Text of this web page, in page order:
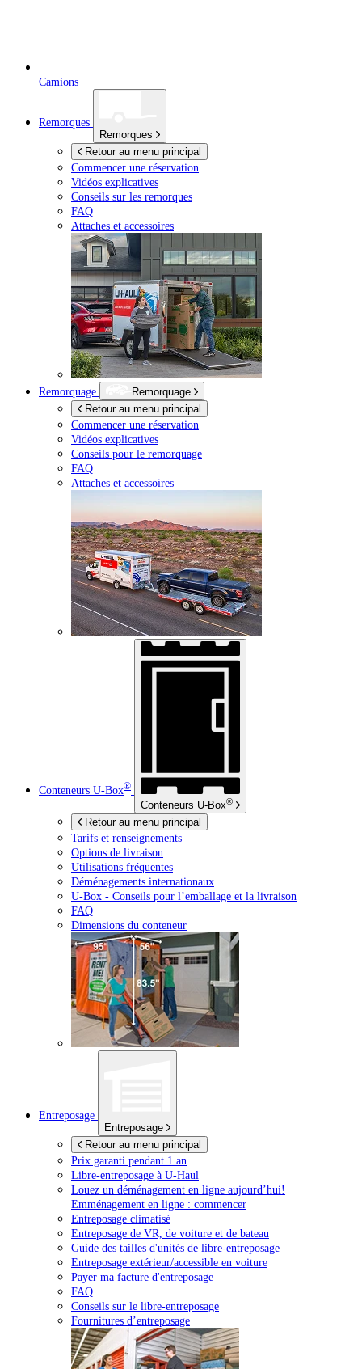
Camions
Remorques
Remorques
Retour au menu principal
Commencer une réservation
Vidéos explicatives
Conseils sur les remorques
FAQ
Attaches et accessoires
Remorquage
Remorquage
Retour au menu principal
Commencer une réservation
Vidéos explicatives
Conseils pour le remorquage
FAQ
Attaches et accessoires
Conteneurs U-Box®
Conteneurs U-Box®
Retour au menu principal
Tarifs et renseignements
Options de livraison
Utilisations fréquentes
Déménagements internationaux
U-Box - Conseils pour l’emballage et la livraison
FAQ
Dimensions du conteneur
Entreposage
Entreposage
Retour au menu principal
Prix garanti pendant 1 an
Libre-entreposage à U-Haul
Louez un déménagement en ligne aujourd’hui!
Emménagement en ligne : commencer
Entreposage climatisé
Entreposage de VR, de voiture et de bateau
Guide des tailles d'unités de libre-entreposage
Entreposage extérieur/accessible en voiture
Payer ma facture d'entreposage
FAQ
Conseils sur le libre-entreposage
Fournitures d’entreposage